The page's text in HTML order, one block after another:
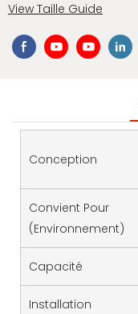
View Taille Guide
Conception
Convient Pour
(environnement)
Capacité
Installation